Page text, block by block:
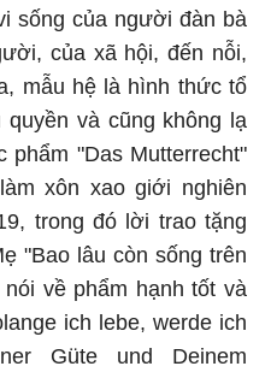
sống của người đàn bà
của xã hội, đến nỗi,
mẫu hệ là hình thức tổ
và cũng không lạ
phẩm "Das Mutterrecht"
xôn xao giới nghiên
trong đó lời trao tặng
"Bao lâu còn sống trên
về phẩm hạnh tốt và
ich lebe, werde ich
Güte und Deinem